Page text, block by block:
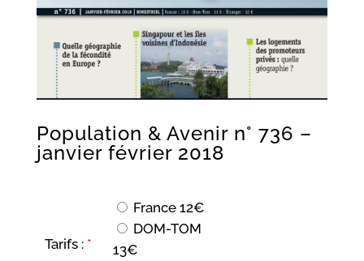
Population & Avenir n° 736 –
janvier février 2018
Tarifs : *
France 12€
DOM-TOM
13€